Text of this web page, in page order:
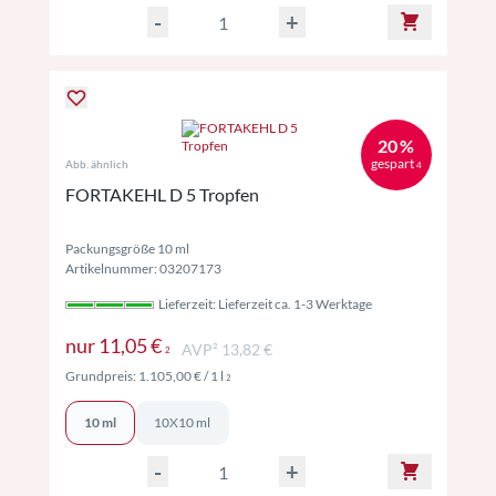
- +
20 %
gespart 4
Abb. ähnlich
FORTAKEHL D 5 Tropfen
Packungsgröße 10 ml
Artikelnummer: 03207173
Lieferzeit: Lieferzeit ca. 1-3 Werktage
nur 11,05 € 2Preise inkl. MwSt. ggf. zzgl. Versand
AVP² 13,82 €
Grundpreis: 1.105,00 €/ 1 l 2Preise inkl. MwSt. ggf. zzgl. Versand
10 ml 10X10 ml
- +